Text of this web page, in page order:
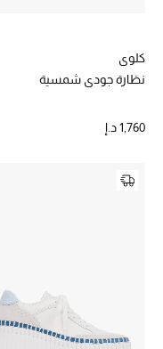
كلوي
نظارة جودي شمسية
1,760 د.إ